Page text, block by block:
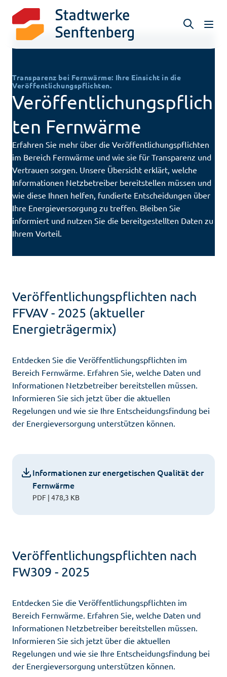
N
v
t
i
ö
f
n
e
Veröffentlichungspflich
ten Fernwärme
Transparenz bei Fernwärme: Ihre Einsicht in die
Veröffentlichungspflichten.
Erfahren Sie mehr über die Veröffentlichungspflichten
im Bereich Fernwärme und wie sie für Transparenz und
Vertrauen sorgen. Unsere Übersicht erklärt, welche
Informationen Netzbetreiber bereitstellen müssen und
wie diese Ihnen helfen, fundierte Entscheidungen über
Ihre Energieversorgung zu treffen. Bleiben Sie
informiert und nutzen Sie die bereitgestellten Daten zu
Ihrem Vorteil.
Veröffentlichungspflichten nach
FFVAV - 2025 (aktueller
Energieträgermix)
Entdecken Sie die Veröffentlichungspflichten im
Bereich Fernwärme. Erfahren Sie, welche Daten und
Informationen Netzbetreiber bereitstellen müssen.
Informieren Sie sich jetzt über die aktuellen
Regelungen und wie sie Ihre Entscheidungsfindung bei
der Energieversorgung unterstützen können.
Informationen zur energetischen Qualität der
Fernwärme
PDF | 478,3 KB
Veröffentlichungspflichten nach
FW309 - 2025
Entdecken Sie die Veröffentlichungspflichten im
Bereich Fernwärme. Erfahren Sie, welche Daten und
Informationen Netzbetreiber bereitstellen müssen.
Informieren Sie sich jetzt über die aktuellen
Regelungen und wie sie Ihre Entscheidungsfindung bei
der Energieversorgung unterstützen können.